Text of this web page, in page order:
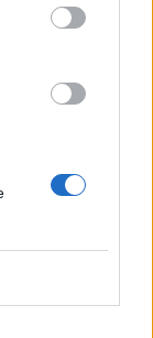
Μάρτζυ
Αράπη,
Βούλα
Κλείδωνα,
Δαμήλου,
Αγγελέτου,